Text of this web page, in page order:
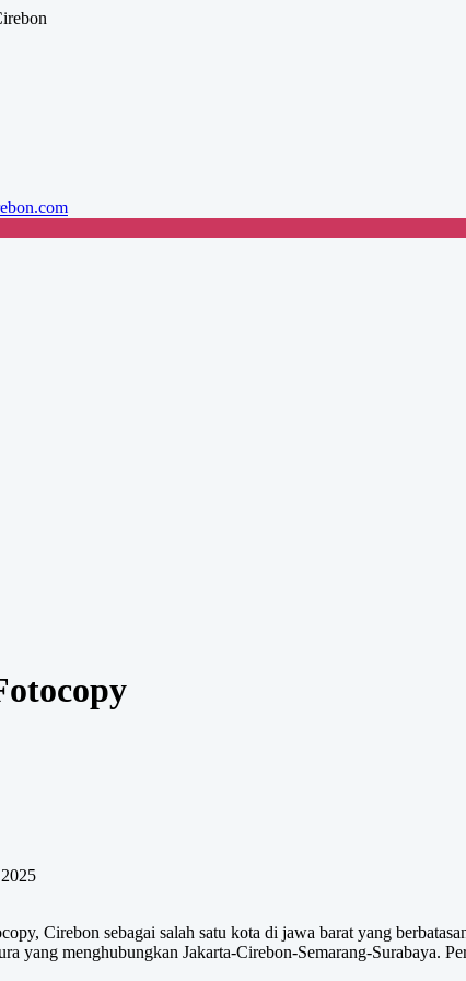
Cirebon sebagai salah satu kota di jawa barat yang
yang menghubungkan Jakarta-Cirebon-Semarang-